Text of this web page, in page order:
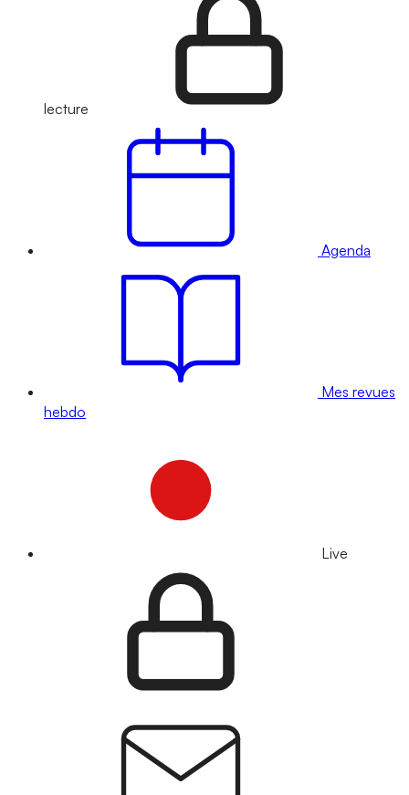
lecture
Agenda
Mes revues
hebdo
Live